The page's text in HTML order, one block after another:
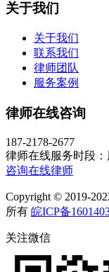
关于我们
关于我们
联系我们
律师团队
服务案例
律师在线咨询
187-2178-2677
律师在线服务时段：
咨询在线律师
Copyright © 2019-
所有 皖ICP备
关注微信